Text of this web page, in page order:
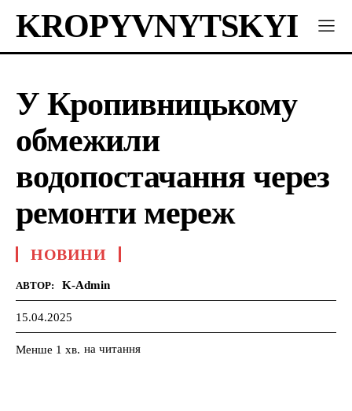
KROPYVNYTSKYI
У Кропивницькому
обмежили
водопостачання через
ремонти мереж
НОВИНИ
АВТОР: K-Admin
15.04.2025
Менше 1 хв. на читання